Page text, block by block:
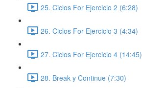
25. Ciclos For Ejercicio 2 (6:28)
26. Ciclos For Ejercicio 3 (4:34)
27. Ciclos For Ejercicio 4 (14:45)
28. Break y Continue (7:30)